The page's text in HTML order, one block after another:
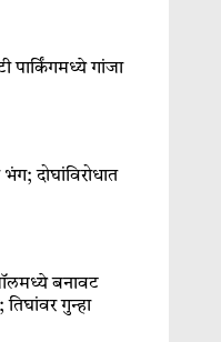
पार्किंगमध्ये गांजा
दोघांविरोधात
बनावट
तिघांवर गुन्हा